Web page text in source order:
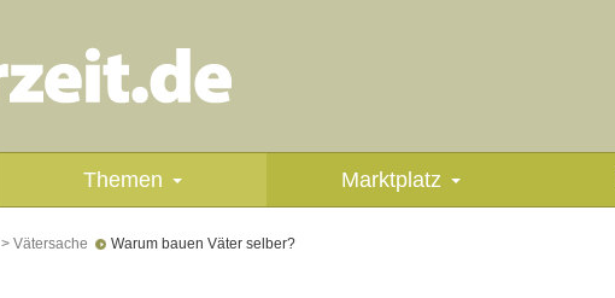
Themen Marktplatz
> Vätersache Warum bauen Väter selber?